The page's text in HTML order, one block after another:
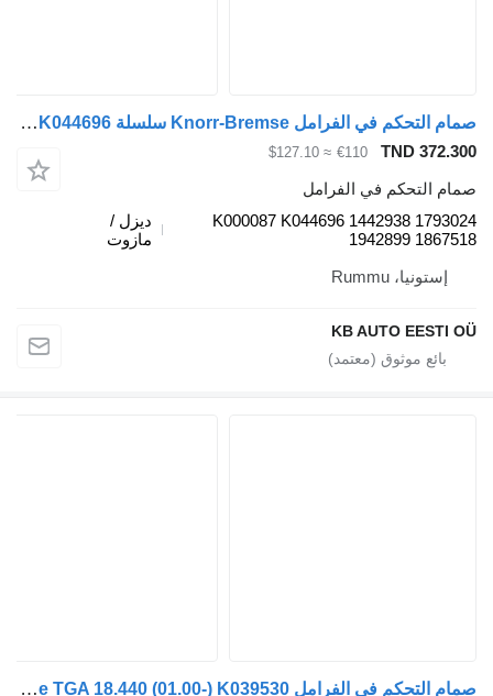
صمام التحكم في الفرامل Knorr-Bremse سلسلة R (01.04-) K000087 K044696 لـ الشاحنات Scania P,G,R,T-series (2004-2017)
TND
€110
≈ $127.10
التحكم في الفرامل
K000087 K044696 1442938
1942899
ديزل /
مازوت
إستونيا، Rummu
KB AUTO EESTI
صمام التحكم في الفرامل Knorr-Bremse TGA 18.440 (01.00-) K039530 لـ الشاحنات MAN 4-series, TGA (1993-2009)